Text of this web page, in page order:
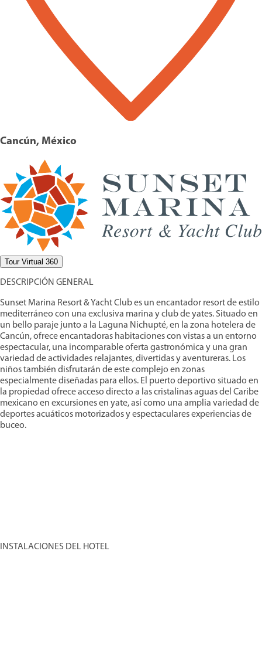
Cancún, México
Tour Virtual 360
DESCRIPCIÓN GENERAL
Sunset Marina Resort & Yacht Club es un encantador resort de estilo
mediterráneo con una exclusiva marina y club de yates. Situado en
un bello paraje junto a la Laguna Nichupté, en la zona hotelera de
Cancún, ofrece encantadoras habitaciones con vistas a un entorno
espectacular, una incomparable oferta gastronómica y una gran
variedad de actividades relajantes, divertidas y aventureras. Los
niños también disfrutarán de este complejo en zonas
especialmente diseñadas para ellos. El puerto deportivo situado en
la propiedad ofrece acceso directo a las cristalinas aguas del Caribe
mexicano en excursiones en yate, así como una amplia variedad de
deportes acuáticos motorizados y espectaculares experiencias de
buceo.
INSTALACIONES DEL HOTEL